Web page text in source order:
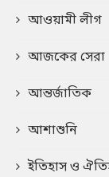
আওয়ামী লীগ
আজকের সেরা
আন্তর্জাতিক
আশাশুনি
ইতিহাস ও